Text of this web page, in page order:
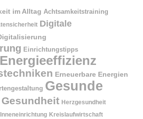
im Alltag Achtsamkeitstraining
Digitale
Einrichtungstipps
Energieeffizienz
Erneuerbare Energien
Gesunde
Gesundheit Herzgesundheit
Inneneinrichtung Kreislaufwirtschaft